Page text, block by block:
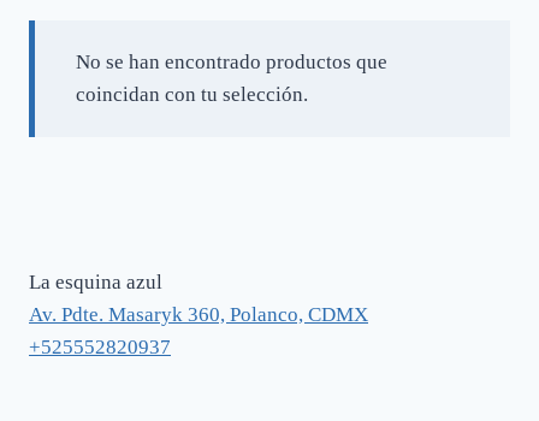
No se han encontrado productos que
coincidan con tu selección.
La esquina azul
Av. Pdte. Masaryk 360, Polanco, CDMX
+525552820937